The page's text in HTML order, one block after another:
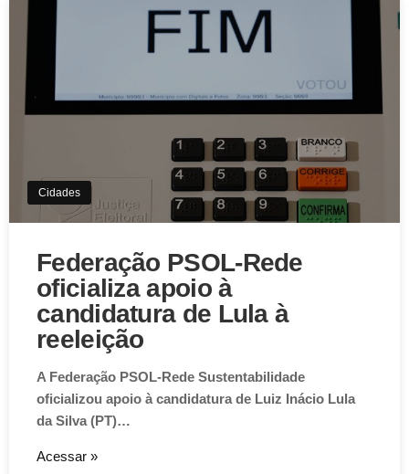
Cidades
Federação PSOL-Rede
oficializa apoio à
candidatura de Lula à
reeleição
A Federação PSOL-Rede Sustentabilidade
oficializou apoio à candidatura de Luiz Inácio Lula
da Silva (PT)…
Acessar »